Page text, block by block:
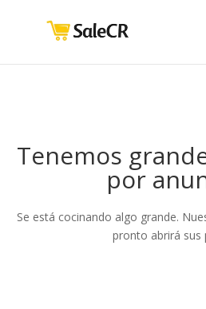
Tenemos
por
Se está cocinando algo grande.
pronto abrirá sus